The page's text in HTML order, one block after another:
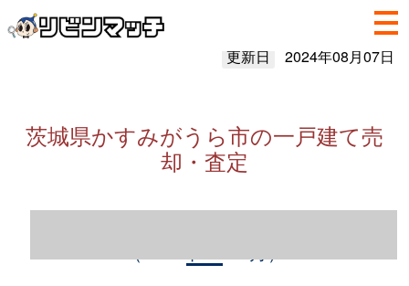
更新日 2024年08月07日
茨城県かすみがうら市の一戸建て売
却・査定